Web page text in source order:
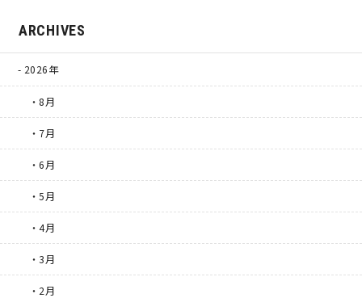
ARCHIVES
2026年
・8月
・7月
・6月
・5月
・4月
・3月
・2月